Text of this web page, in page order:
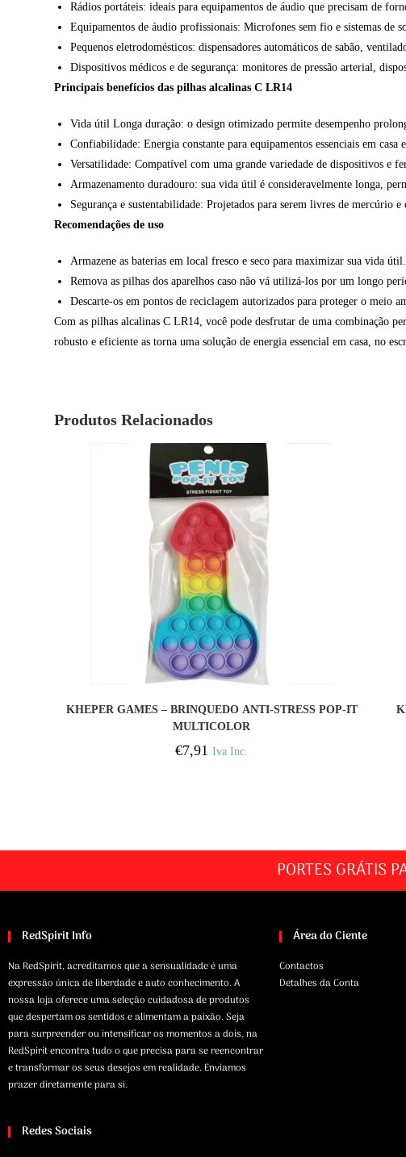
Rádios portáteis: ideais para equipamentos de áudio que precisam de
Equipamentos de áudio profissionais: Microfones sem fio e sistemas de
Pequenos eletrodomésticos: dispensadores automáticos de sabão,
Dispositivos médicos e de segurança: monitores de pressão arterial,
Principais benefícios das pilhas alcalinas C LR14
Vida útil Longa duração: o design otimizado permite desempenho
Confiabilidade: Energia constante para equipamentos essenciais em casa
Versatilidade: Compatível com uma grande variedade de dispositivos e
Armazenamento duradouro: sua vida útil é consideravelmente longa,
Segurança e sustentabilidade: Projetados para serem livres de mercúrio
Recomendações de uso
Armazene as baterias em local fresco e seco para maximizar sua vida útil.
Remova as pilhas dos aparelhos caso não vá utilizá-los por um longo
Descarte-os em pontos de reciclagem autorizados para proteger o meio
Com as pilhas alcalinas C LR14, você pode desfrutar de uma combinação
robusto e eficiente as torna uma solução de energia essencial em casa, no
Produtos Relacionados
KHEPER GAMES – BRINQUEDO ANTI-STRESS POP-IT
MULTICOLOR
€7,91 Iva Inc.
PORTES GRÁTIS
RedSpirit Info
Na RedSpirit, acreditamos que a sensualidade é uma
expressão única de liberdade e auto conhecimento. A
nossa loja oferece uma seleção cuidadosa de produtos
que despertam os sentidos e alimentam a paixão. Seja
para surpreender ou intensificar os momentos a dois, na
RedSpirit encontra tudo o que precisa para se reencontrar
e transformar os seus desejos em realidade. Enviamos
prazer diretamente para si.
Redes Sociais
Área do Ciente
Contactos
Detalhes da Conta